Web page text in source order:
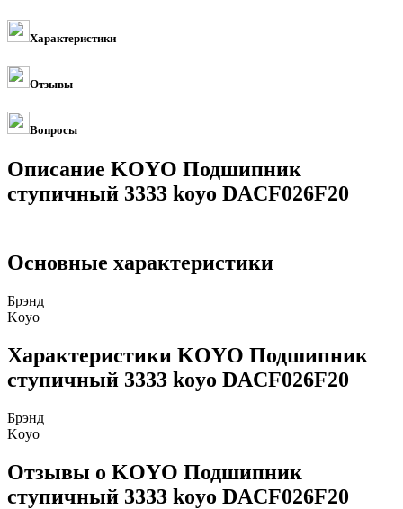
Характеристики
Отзывы
Вопросы
Описание KOYO Подшипник
ступичный 3333 koyo DACF026F20
Основные характеристики
Брэнд
Koyo
Характеристики KOYO Подшипник
ступичный 3333 koyo DACF026F20
Брэнд
Koyo
Отзывы о KOYO Подшипник
ступичный 3333 koyo DACF026F20